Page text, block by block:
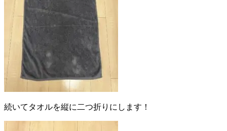
続いてタオルを縦に二つ折りにします！